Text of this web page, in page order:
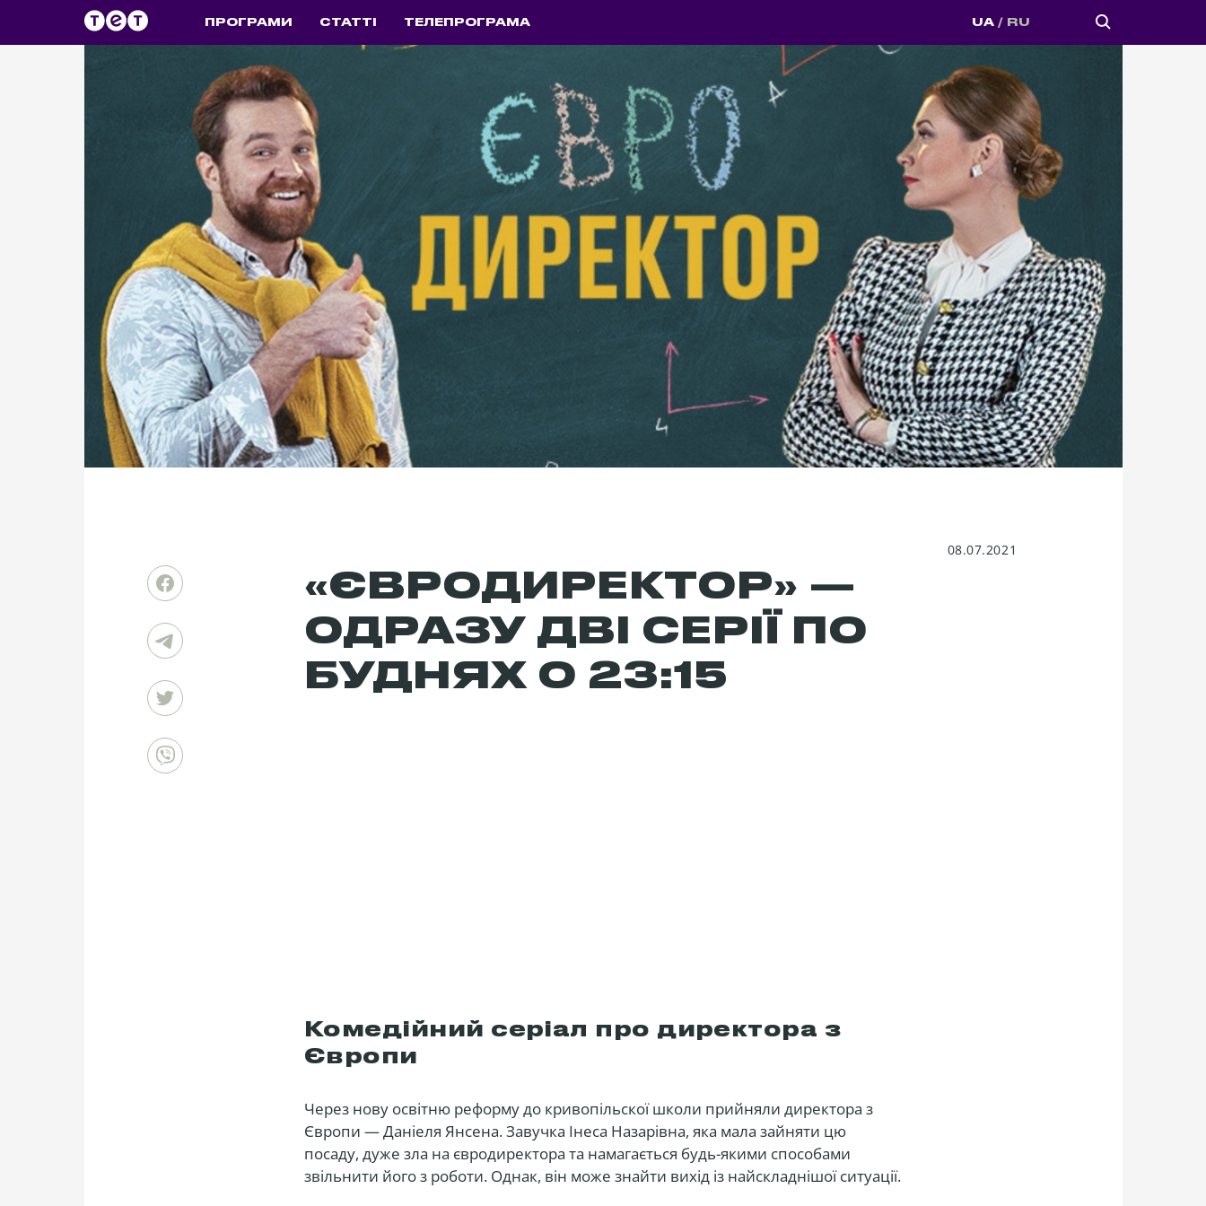
ПРОГРАМИ СТАТТІ ТЕЛЕПРОГРАМА UA RU
08.07.2021
«ЄВРОДИРЕКТОР»‎ —
ОДРАЗУ ДВІ СЕРІЇ ПО
БУДНЯХ О 23:15
Комедійний серіал про директора з
Європи
Через нову освітню реформу до кривопільскої школи прийняли директора з
Європи — Даніеля Янсена. Завучка Інеса Назарівна, яка мала зайняти цю
посаду, дуже зла на євродиректора та намагається будь-якими способами
звільнити його з роботи. Однак, він може знайти вихід із найскладнішої ситуації.